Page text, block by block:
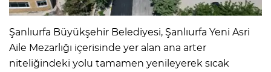
Şanlıurfa Büyükşehir Belediyesi, Şanlıurfa Yeni Asri
Aile Mezarlığı içerisinde yer alan ana arter
niteliğindeki yolu tamamen yenileyerek sıcak